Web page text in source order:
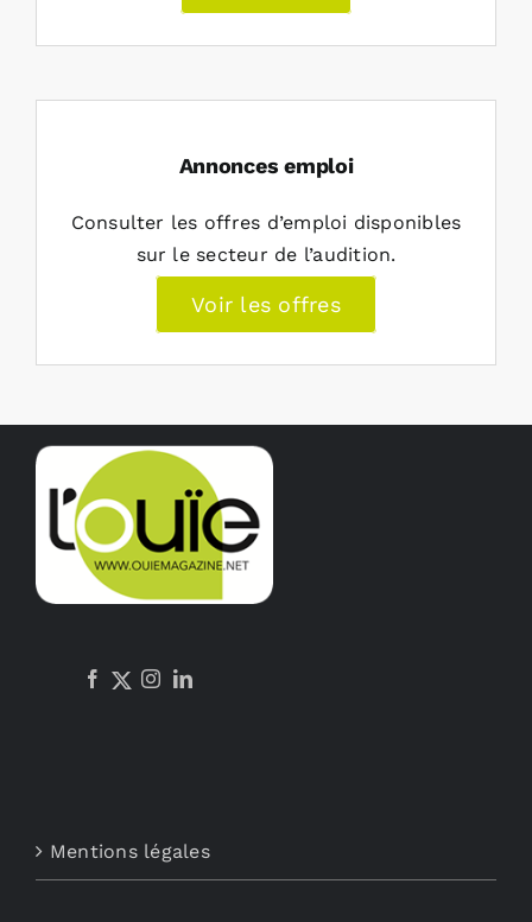
Annonces emploi
Consulter les offres d’emploi disponibles
sur le secteur de l’audition.
Voir les offres
Mentions légales